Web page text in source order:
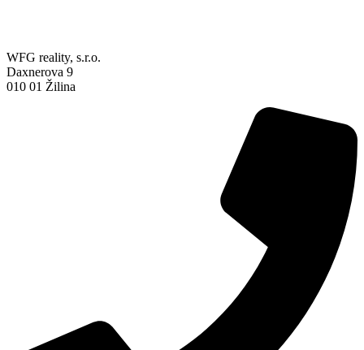
WFG reality, s.r.o.
Daxnerova 9
010 01 Žilina